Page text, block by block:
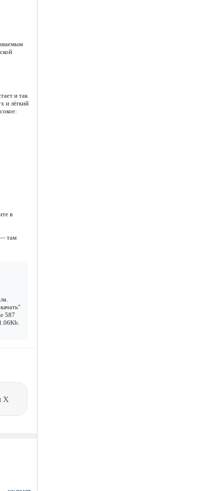
и так
и лёгкий
в
— там
587
X